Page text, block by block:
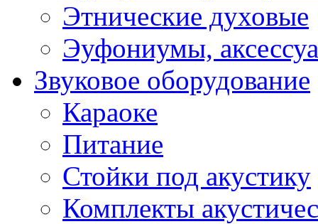
Этнические духовые
Эуфониумы,
Звуковое оборудование
Караоке
Питание
Стойки под акустику
Комплекты